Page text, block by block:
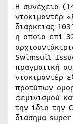
Η συνέχεια
ντοκιμαντέρ
διάρκειας
η οποία επί
Swimsuit
πραγματική
ντοκιμαντέρ
προτύπων
φεμινισμού
την ίδια την
διάσημα